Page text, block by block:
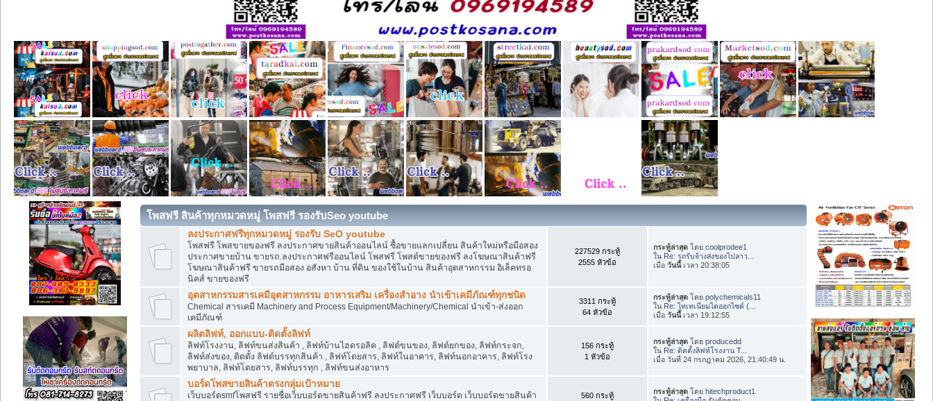
โพสฟรี สินค้าทุกหมวดหมู่ โพสฟรี รองรับSeo youtube
ลงประกาศฟรีทุกหมวดหมู่ รองรับ SeO youtube
โพสฟรี โพสขายของฟรี ลงประกาศขายสินค้าออนไลน์ ซื้อขายแลกเปลี่ยน สินค้าใหม่หรือมือสอง
ประกาศขายบ้าน ขายรถ.ลงประกาศฟรีออนไลน์ โพสฟรี โพสต์ขายของฟรี ลงโฆษณาสินค้าฟรี
โฆษณาสินค้าฟรี ขายรถมือสอง อสังหา บ้าน ที่ดิน ของใช้ในบ้าน สินค้าอุตสาหกรรม อิเล็คทรอ
นิคส์ ขายของฟรี
227529 กระทู้
2555 หัวข้อ
กระทู้ล่าสุด โดยcoolprodee1
ใน Re: รถรับจ้างส่งของไปลาว...
เมื่อวันนี้เวลา 20:38:05
อุตสาหกรรมสารเคมีอุตสาหกรรม อาหารเสริม เครื่องสำอาง นำเข้าเคมีภัณฑ์ทุกชนิด
Chemical สารเคมี Machinery and Process Equipment/Machinery/Chemical นำเข้า-ส่งออก
เคมีภัณฑ์
3311 กระทู้
64 หัวข้อ
กระทู้ล่าสุด โดยpolychemicals11
ใน Re: ไทเทเนียมไดออกไซด์ (...
เมื่อวันนี้เวลา 19:12:55
ผลิตลิฟท์, ออกแบบ-ติดตั้งลิฟท์
ลิฟท์โรงงาน, ลิฟท์ขนส่งสินค้า , ลิฟท์บ้านไฮดรอลิค , ลิฟต์ขนของ, ลิฟต์ยกของ, ลิฟท์กระจก,
ลิฟท์ส่งของ, ติดตั้ง ลิฟต์บรรทุกสินค้า , ลิฟท์โดยสาร, ลิฟท์ในอาคาร, ลิฟท์นอกอาคาร, ลิฟท์โรง
พยาบาล, ลิฟท์โดยสาร, ลิฟท์บรรทุก , ลิฟท์ขนส่งอาหาร
156 กระทู้
1 หัวข้อ
กระทู้ล่าสุด โดยproducedd
ใน Re: ติดตั้งลิฟท์โรงงาน T...
เมื่อ วันที่ 24 กรกฎาคม 2026, 21:40:49 น.
บอร์ดโพสขายสินค้าตรงกลุ่มเป้าหมาย
เว็บบอร์ดsmfโพสฟรี รายชื่อเว็บบอร์ดขายสินค้าฟรี ลงประกาศฟรี เว็บบอร์ด เว็บบอร์ดขายสินค้า
560 กระทู้
กระทู้ล่าสุด โดยhitechproduct1